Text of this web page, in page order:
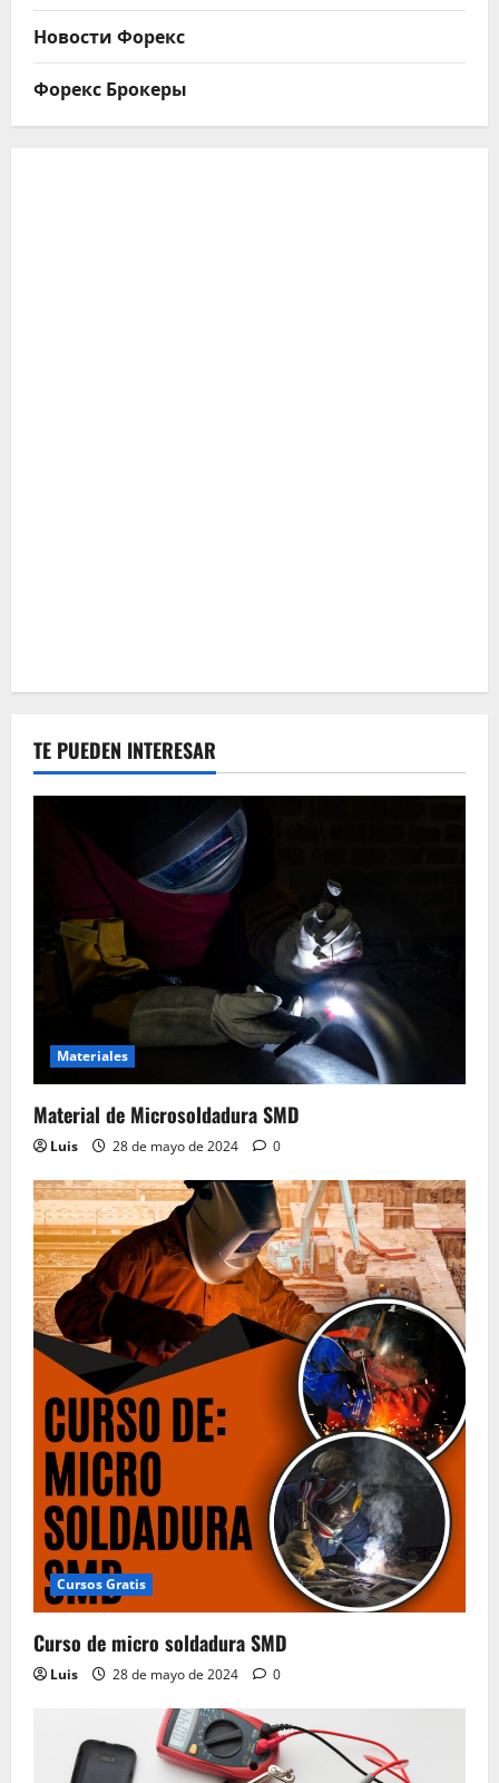
Новости Форекс
Форекс Брокеры
TE PUEDEN INTERESAR
Materiales
Material de Microsoldadura SMD
Luis 28 de mayo de 2024 0
Cursos Gratis
Curso de micro soldadura SMD
Luis 28 de mayo de 2024 0